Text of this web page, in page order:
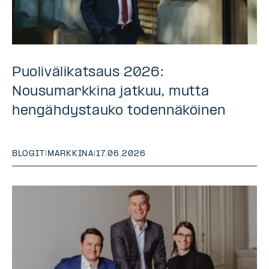
Puolivälikatsaus 2026:
Nousumarkkina jatkuu, mutta
hengähdystauko todennäköinen
BLOGIT | MARKKINA|17.06.2026